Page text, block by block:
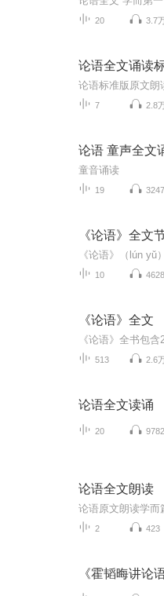
20 3.7
论语全文诵读
论语标准版原文朗
7 2.8
论语 童声全文
童音诵读
19 3247
《论语》全文
10 4628
《论语》全文
513 2.6
论语全文读诵
20 9782
论语全文朗读
2 423
《霍韬晦讲论